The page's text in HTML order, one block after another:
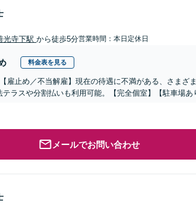
光寺下駅 から徒歩5分営業時間：本日定休日
料金表を見る
【雇止め／不当解雇】現在の待遇に不満がある、さまざ
ラスや分割払いも利用可能。【完全個室】【駐車場あ
メールでお問い合わせ